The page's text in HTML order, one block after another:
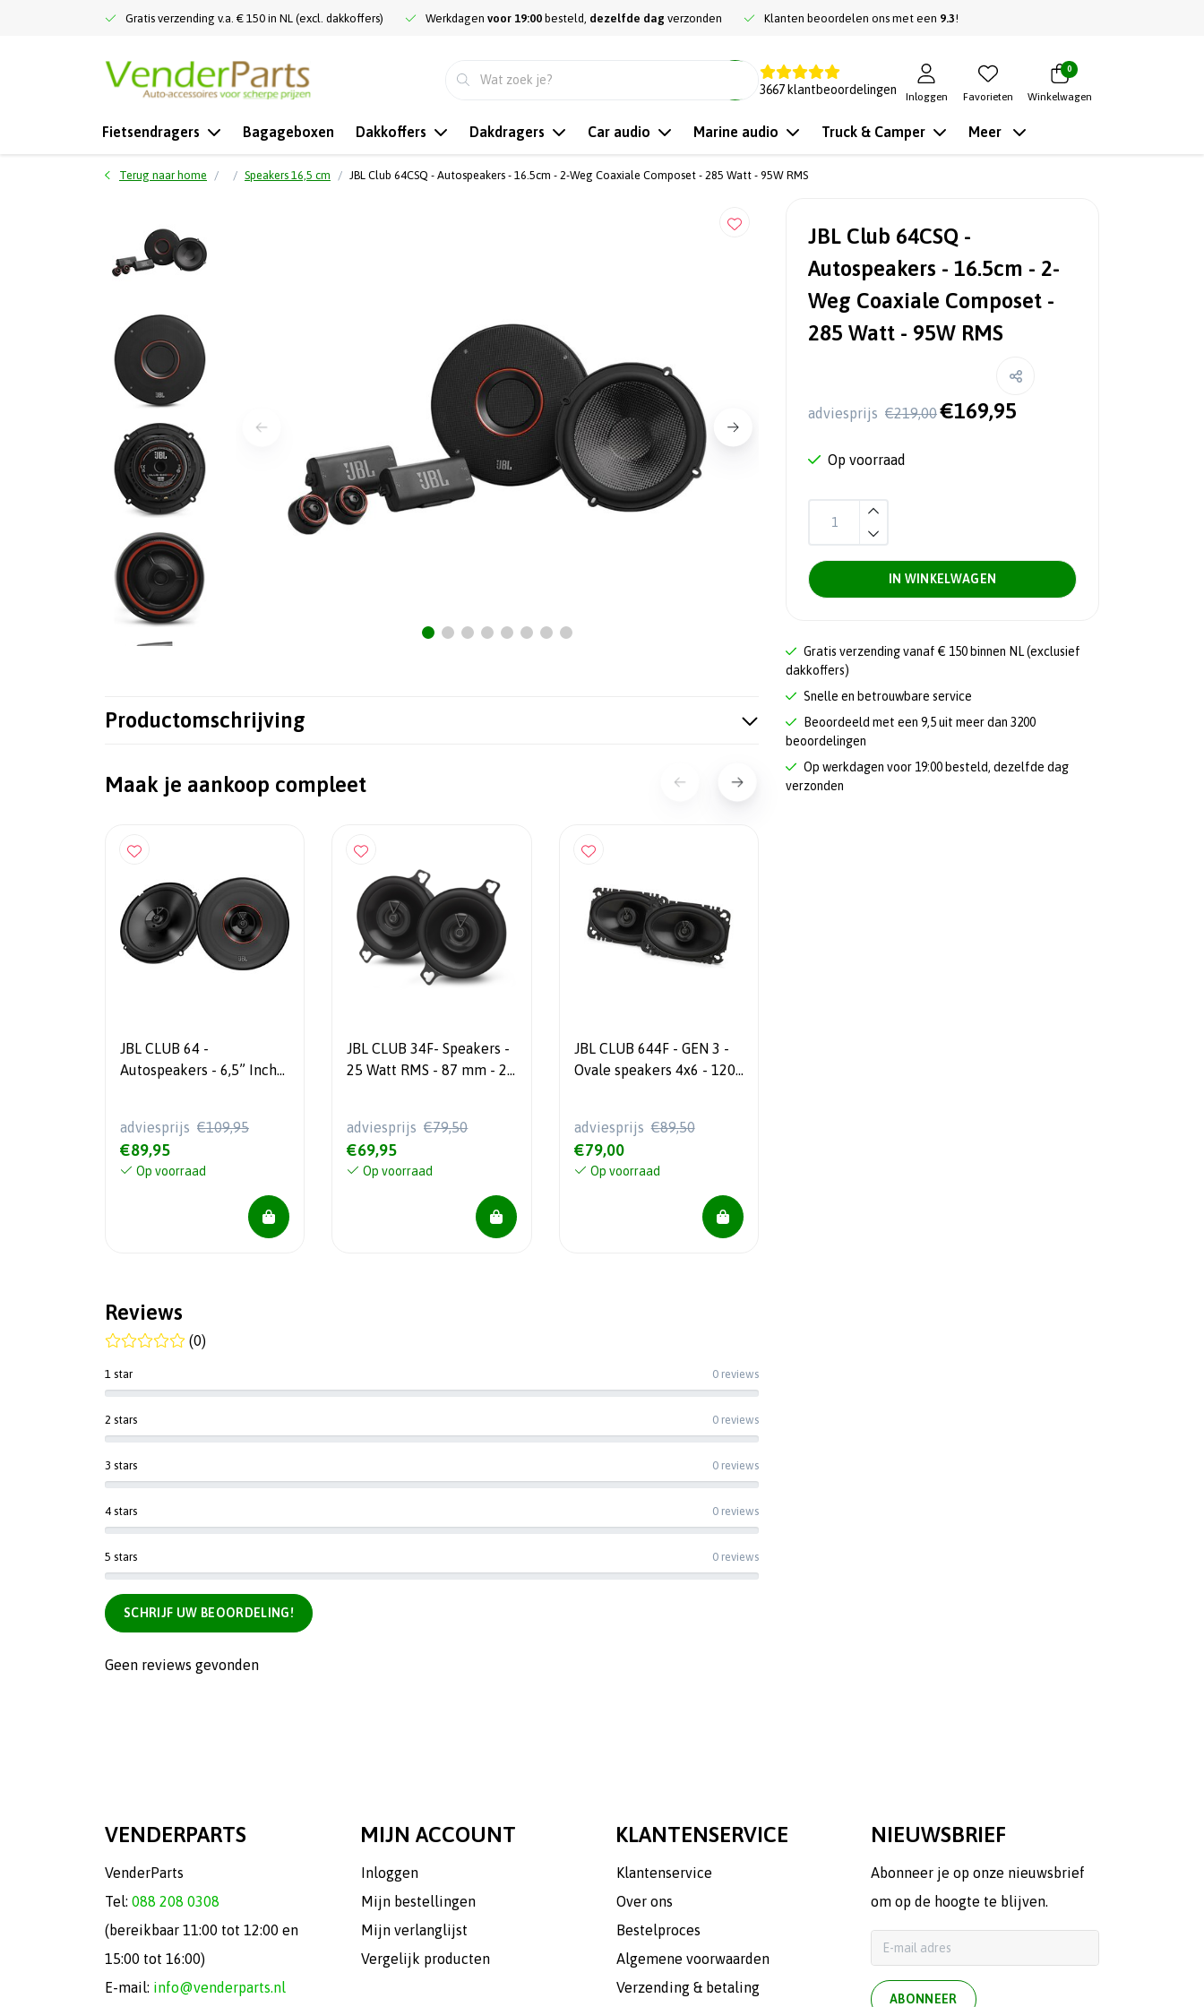
Gratis verzending v.a. € 150 in NL (excl. dakkoffers) Werkdagen voor 19:00 besteld, dezelfde dag verzonden Klanten beoordelen ons met een 9.3!
3667 klantbeoordelingen
Inloggen Favorieten
0
Winkelwagen
Fietsendragers Bagageboxen Dakkoffers Dakdragers Car audio Marine audio Truck & Camper Meer
Terug naar home Speakers 16,5 cm JBL Club 64CSQ - Autospeakers - 16.5cm - 2-Weg Coaxiale Composet - 285 Watt - 95W RMS
JBL Club 64CSQ -
Autospeakers - 16.5cm - 2-
Weg Coaxiale Composet -
285 Watt - 95W RMS
adviesprijs €219,00 €169,95
Op voorraad
IN WINKELWAGEN
Gratis verzending vanaf € 150 binnen NL (exclusief
dakkoffers)
Snelle en betrouwbare service
Beoordeeld met een 9,5 uit meer dan 3200
beoordelingen
Op werkdagen voor 19:00 besteld, dezelfde dag
verzonden
Productomschrijving
Maak je aankoop compleet
JBL CLUB 64 -
Autospeakers - 6,5” Inch
adviesprijs €109,95
€89,95
Op voorraad
JBL CLUB 34F- Speakers -
25 Watt RMS - 87 mm - 2-
adviesprijs €79,50
€69,95
Op voorraad
JBL CLUB 644F - GEN 3 -
Ovale speakers 4x6 - 120
adviesprijs €89,50
€79,00
Op voorraad
Reviews
(0)
1 star 0 reviews
2 stars 0 reviews
3 stars 0 reviews
4 stars 0 reviews
5 stars 0 reviews
SCHRIJF UW BEOORDELING!
Geen reviews gevonden
VENDERPARTS
VenderParts
Tel: 088 208 0308
(bereikbaar 11:00 tot 12:00 en
15:00 tot 16:00)
E-mail: info@venderparts.nl
MIJN ACCOUNT
Inloggen
Mijn bestellingen
Mijn verlanglijst
Vergelijk producten
KLANTENSERVICE
Klantenservice
Over ons
Bestelproces
Algemene voorwaarden
Verzending & betaling
NIEUWSBRIEF
Abonneer je op onze nieuwsbrief
om op de hoogte te blijven.
ABONNEER